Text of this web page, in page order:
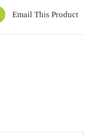
Email This Product